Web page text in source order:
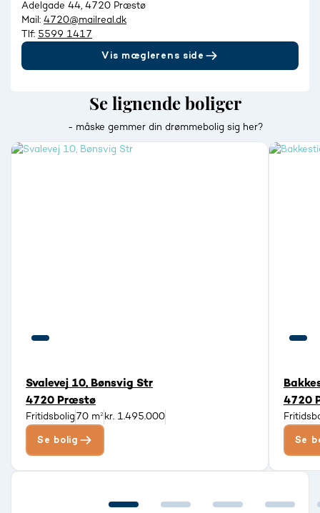
Adelgade 44, 4720 Præstø
Mail: 4720@mailreal.dk
Tlf: 5599 1417
Vis mæglerens side
Se lignende boliger
- måske gemmer din drømmebolig sig her?
Svalevej 10, Bønsvig Str
4720 Præstø
Fritidsbolig 70 m² kr. 1.495.000
Se bolig
4720
Se